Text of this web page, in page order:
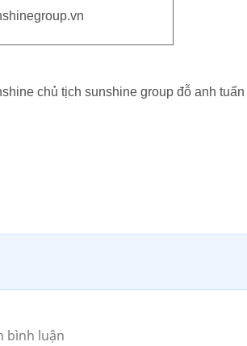
chủ tịch sunshine group đỗ anh tuấn